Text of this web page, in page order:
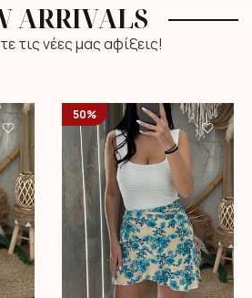
ARRIVALS
τις νέες μας αφίξεις!
50%